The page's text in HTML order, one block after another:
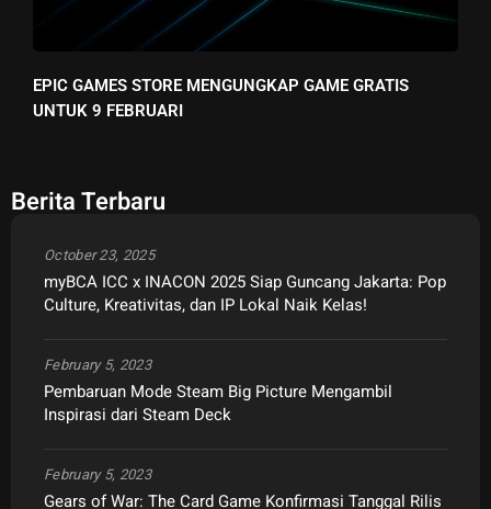
EPIC GAMES STORE MENGUNGKAP GAME GRATIS
UNTUK 9 FEBRUARI
Berita Terbaru
myBCA ICC x INACON 2025 Siap Guncang Jakarta: Pop
Culture, Kreativitas, dan IP Lokal Naik Kelas!
October 23, 2025
Pembaruan Mode Steam Big Picture Mengambil
Inspirasi dari Steam Deck
February 5, 2023
Gears of War: The Card Game Konfirmasi Tanggal Rilis
February 5, 2023